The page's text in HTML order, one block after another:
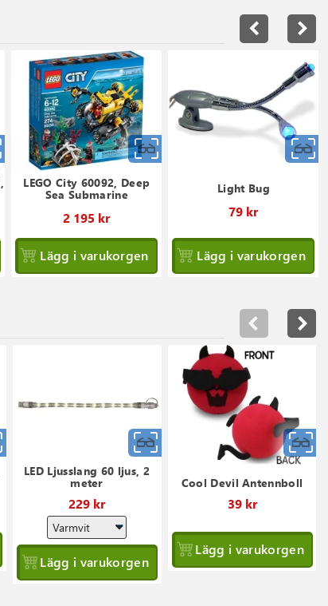
Snabbvy
LEGO City 60092, Deep
Sea Submarine
2 195 kr
Lägg i varukorgen
Light Bug
79 kr
Lägg i varukorgen
navigate_before navigate_next
LED Ljusslang 60 ljus, 2
meter
229 kr
Lägg i varukorgen
Cool Devil Antennboll
39 kr
Lägg i varukorgen